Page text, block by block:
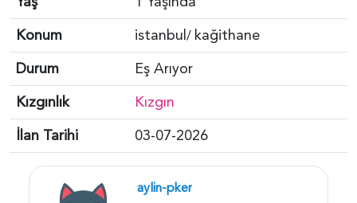
Konum
istanbul/ kağithane
Durum
Eş Arıyor
Kızgınlık
Kızgın
İlan Tarihi
03-07-2026
aylin-pker